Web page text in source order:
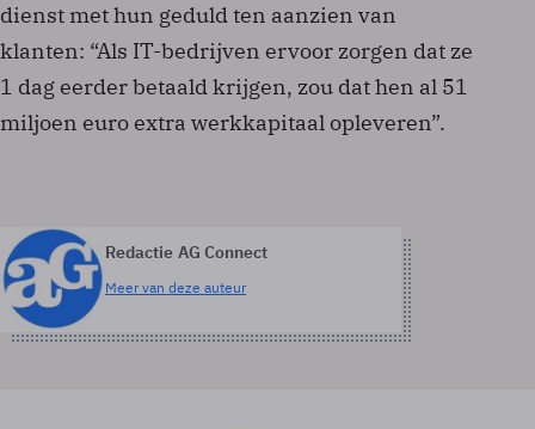
dienst met hun geduld ten aanzien van
klanten: “Als IT-bedrijven ervoor zorgen dat ze
1 dag eerder betaald krijgen, zou dat hen al 51
miljoen euro extra werkkapitaal opleveren”.
Redactie AG Connect
Meer van deze auteur